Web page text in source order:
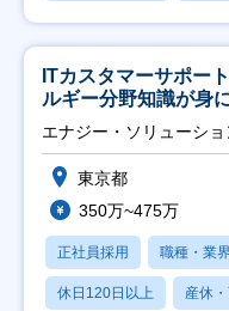
ITカスタマーサポー
ルギー分野知識が身
エナジー・ソリューシ
東京都
350万~475万
正社員採用 職種・業
休日120日以上 産休